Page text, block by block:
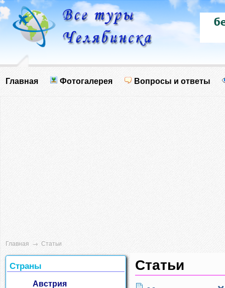
Главная Фотогалерея Вопросы и ответы
Главная → Статьи
Страны
Австрия
Статьи